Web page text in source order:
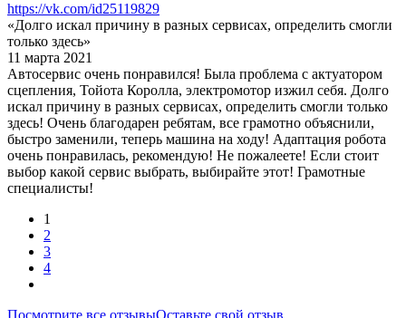
https://vk.com/id25119829
«Долго искал причину в разных сервисах, определить смогли
только здесь»
11 марта 2021
Автосервис очень понравился! Была проблема с актуатором
сцепления, Тойота Королла, электромотор изжил себя. Долго
искал причину в разных сервисах, определить смогли только
здесь! Очень благодарен ребятам, все грамотно объяснили,
быстро заменили, теперь машина на ходу! Адаптация робота
очень понравилась, рекомендую! Не пожалеете! Если стоит
выбор какой сервис выбрать, выбирайте этот! Грамотные
специалисты!
1
2
3
4